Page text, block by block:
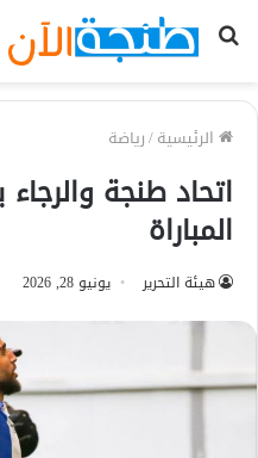
بحث
الرئيسية/رياضة
اتحاد طنجة
المباراة
هيئة التحرير يونيو 28, 2026